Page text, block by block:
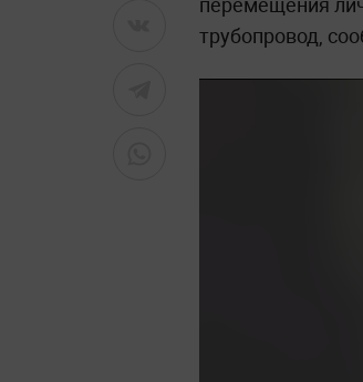
трубопровод,